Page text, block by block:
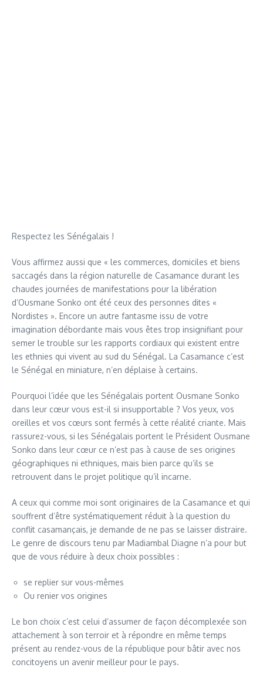
Respectez les Sénégalais !
Vous affirmez aussi que « les commerces, domiciles et biens
saccagés dans la région naturelle de Casamance durant les
chaudes journées de manifestations pour la libération
d’Ousmane Sonko ont été ceux des personnes dites «
Nordistes ». Encore un autre fantasme issu de votre
imagination débordante mais vous êtes trop insignifiant pour
semer le trouble sur les rapports cordiaux qui existent entre
les ethnies qui vivent au sud du Sénégal. La Casamance c’est
le Sénégal en miniature, n’en déplaise à certains.
Pourquoi l’idée que les Sénégalais portent Ousmane Sonko
dans leur cœur vous est-il si insupportable ? Vos yeux, vos
oreilles et vos cœurs sont fermés à cette réalité criante. Mais
rassurez-vous, si les Sénégalais portent le Président Ousmane
Sonko dans leur cœur ce n’est pas à cause de ses origines
géographiques ni ethniques, mais bien parce qu’ils se
retrouvent dans le projet politique qu’il incarne.
A ceux qui comme moi sont originaires de la Casamance et qui
souffrent d’être systématiquement réduit à la question du
conflit casamançais, je demande de ne pas se laisser distraire.
Le genre de discours tenu par Madiambal Diagne n’a pour but
que de vous réduire à deux choix possibles :
se replier sur vous-mêmes
Ou renier vos origines
Le bon choix c’est celui d’assumer de façon décomplexée son
attachement à son terroir et à répondre en même temps
présent au rendez-vous de la république pour bâtir avec nos
concitoyens un avenir meilleur pour le pays.